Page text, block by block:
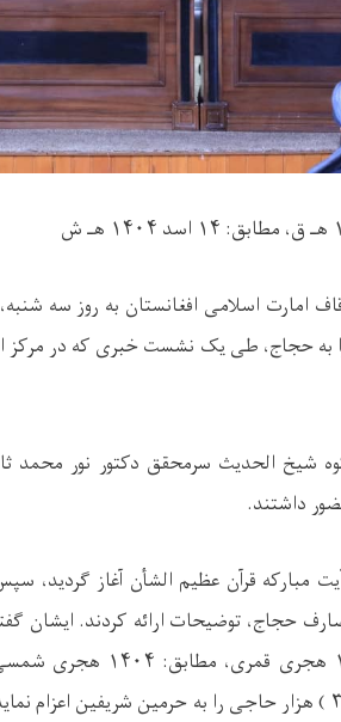
هـ ق، مطابق: ۱۴ اسد ۱۴۰۴ هـ ش
امارت اسلامی افغانستان به روز سه
حجاج، طی یک نشست خبری که در مرکز
شیخ الحدیث سرمحقق دکتور نور محمد
داشتند.
مبارکه قرآن عظیم الشأن آغاز گردید،
حجاج، توضیحات ارائه کردند. ایشان
هجری قمری، مطابق: ۱۴۰۴ هجری
) هزار حاجی را به حرمین شریفین اعزام